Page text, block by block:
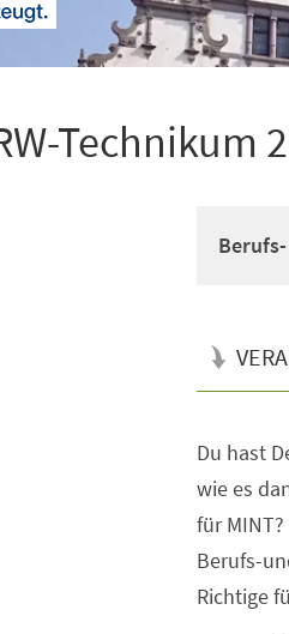
Technikum
Du hast
wie es
für
Berufs-
Richtige